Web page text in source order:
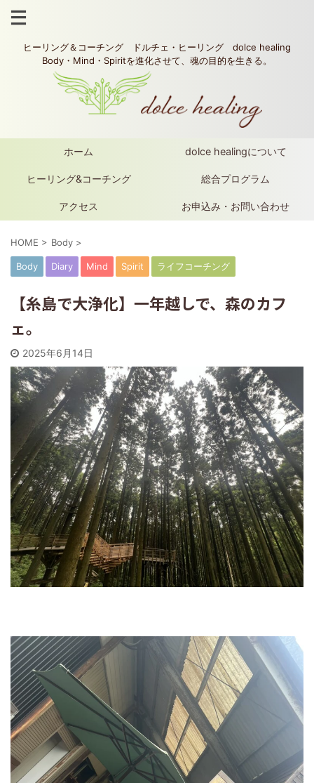
ヒーリング＆コーチング ドルチェ・ヒーリング dolce healing
Body・Mind・Spiritを進化させて、魂の目的を生きる。
ホーム dolce healingについて
ヒーリング&コーチング 総合プログラム
アクセス お申込み・お問い合わせ
HOME > Body >
Body Diary Mind Spirit ライフコーチング
【糸島で大浄化】一年越しで、森のカフ
ェ。
2025年6月14日